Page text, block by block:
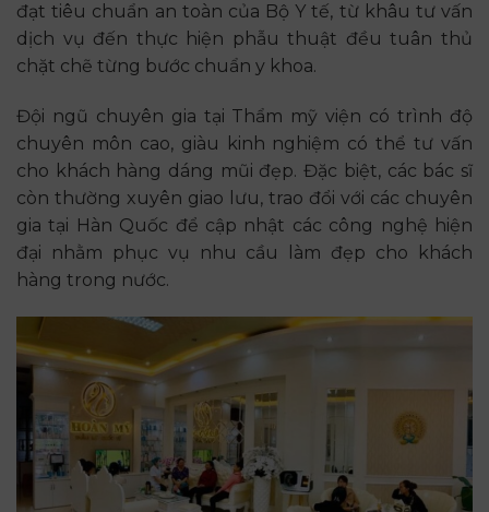
đạt tiêu chuẩn an toàn của Bộ Y tế, từ khâu tư vấn
dịch vụ đến thực hiện phẫu thuật đều tuân thủ
chặt chẽ từng bước chuẩn y khoa.
Đội ngũ chuyên gia tại Thẩm mỹ viện có trình độ
chuyên môn cao, giàu kinh nghiệm có thể tư vấn
cho khách hàng dáng mũi đẹp. Đặc biệt, các bác sĩ
còn thường xuyên giao lưu, trao đổi với các chuyên
gia tại Hàn Quốc để cập nhật các công nghệ hiện
đại nhằm phục vụ nhu cầu làm đẹp cho khách
hàng trong nước.